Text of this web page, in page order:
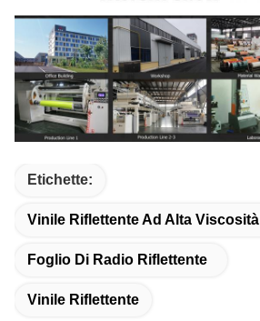
Etichette:
Vinile Riflettente Ad Alta Viscosità
Foglio Di Radio Riflettente
Vinile Riflettente